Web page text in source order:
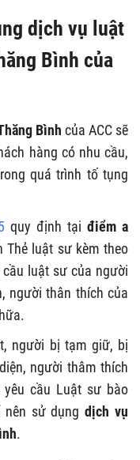
dịch vụ luật
Bình của
Bình của ACC sẽ
hàng có nhu cầu,
quá trình tố tụng
quy định tại điểm a
Thẻ luật sư kèm theo
luật sư của người
người thân thích của
người bị tạm giữ, bị
người thâm thích
cầu Luật sư bào
nên sử dụngdịch vụ
.